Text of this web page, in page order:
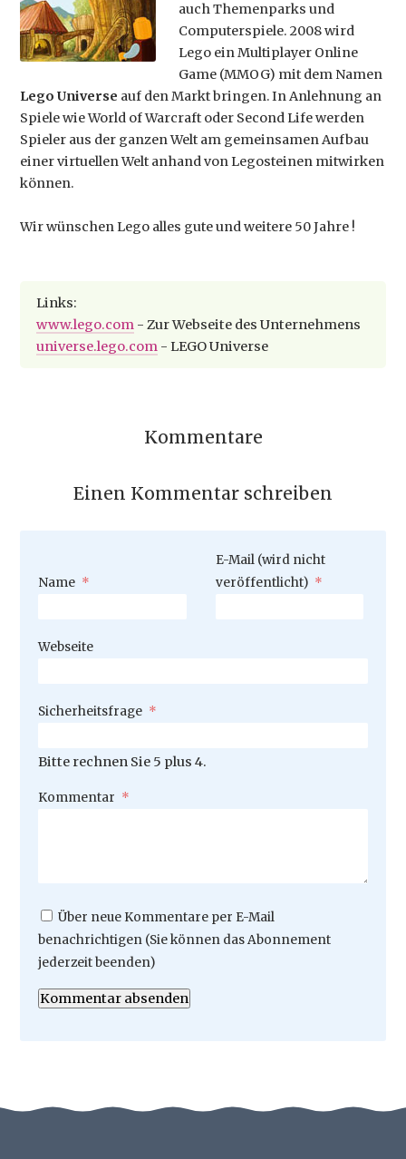
auch Themenparks und
Computerspiele. 2008 wird
Lego ein Multiplayer Online
Game (MMOG) mit dem Namen
Lego Universe auf den Markt bringen. In Anlehnung an
Spiele wie World of Warcraft oder Second Life werden
Spieler aus der ganzen Welt am gemeinsamen Aufbau
einer virtuellen Welt anhand von Legosteinen mitwirken
können.
Wir wünschen Lego alles gute und weitere 50 Jahre !
Links:
www.lego.com - Zur Webseite des Unternehmens
universe.lego.com - LEGO Universe
Kommentare
Einen Kommentar schreiben
Pflichtfeld
Name *
Pflichtfeld
E-Mail (wird nicht
veröffentlicht) *
Webseite
Pflichtfeld
Sicherheitsfrage *
Bitte rechnen Sie 5 plus 4.
Pflichtfeld
Kommentar *
Über neue Kommentare per E-Mail
benachrichtigen (Sie können das Abonnement
jederzeit beenden)
Kommentar absenden